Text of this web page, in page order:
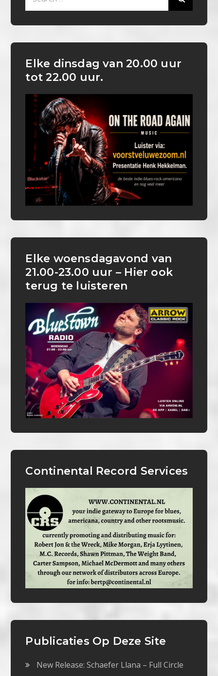
Elke dinsdag van 20.00 uur
tot 22.00 uur.
Elke woensdagavond van
21.00-23.00 uur – Hier ook
terug te luisteren
Continental Record Services
Publicaties Op Deze Site
New Release: Schaefer Llana – Full Circle